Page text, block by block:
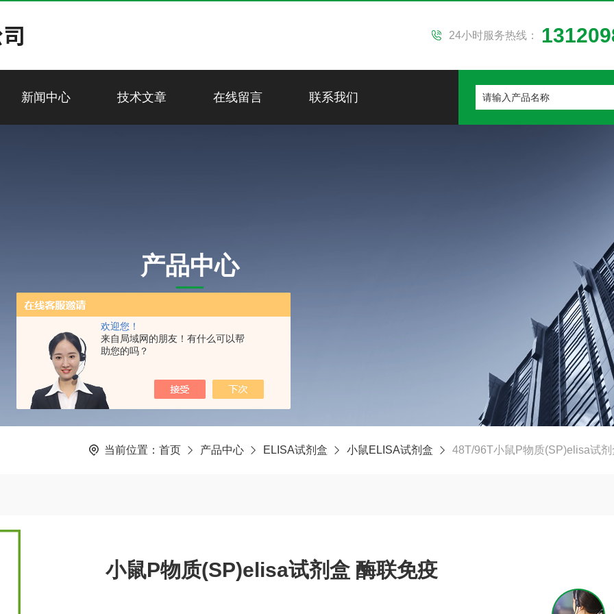
欢迎您！
来自局域网的朋友！有什么可以帮
助您的吗？
24小时服务热线：
新闻中心 技术文章 在线留言 联系我们
产品中心
当前位置： 首页 产品中心 ELISA试剂盒 小鼠ELISA试剂盒 48T/96T小鼠P物质(SP)elisa试
小鼠P物质(SP)elisa试剂盒 酶联免疫